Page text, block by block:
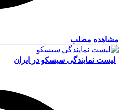
مشاهده مطلب
لیست نمایندگی سیسکو در ایران